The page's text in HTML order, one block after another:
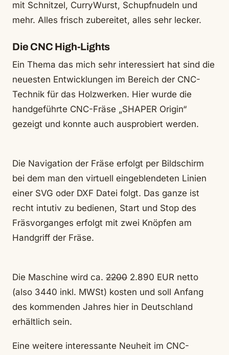
mit Schnitzel, CurryWurst, Schupfnudeln und
mehr. Alles frisch zubereitet, alles sehr lecker.
Die CNC High-Lights
Ein Thema das mich sehr interessiert hat sind die
neuesten Entwicklungen im Bereich der CNC-
Technik für das Holzwerken. Hier wurde die
handgeführte CNC-Fräse „SHAPER Origin“
gezeigt und konnte auch ausprobiert werden.
Die Navigation der Fräse erfolgt per Bildschirm
bei dem man den virtuell eingeblendeten Linien
einer SVG oder DXF Datei folgt. Das ganze ist
recht intutiv zu bedienen, Start und Stop des
Fräsvorganges erfolgt mit zwei Knöpfen am
Handgriff der Fräse.
Die Maschine wird ca. 2200 2.890 EUR netto
(also 3440 inkl. MWSt) kosten und soll Anfang
des kommenden Jahres hier in Deutschland
erhältlich sein.
Eine weitere interessante Neuheit im CNC-